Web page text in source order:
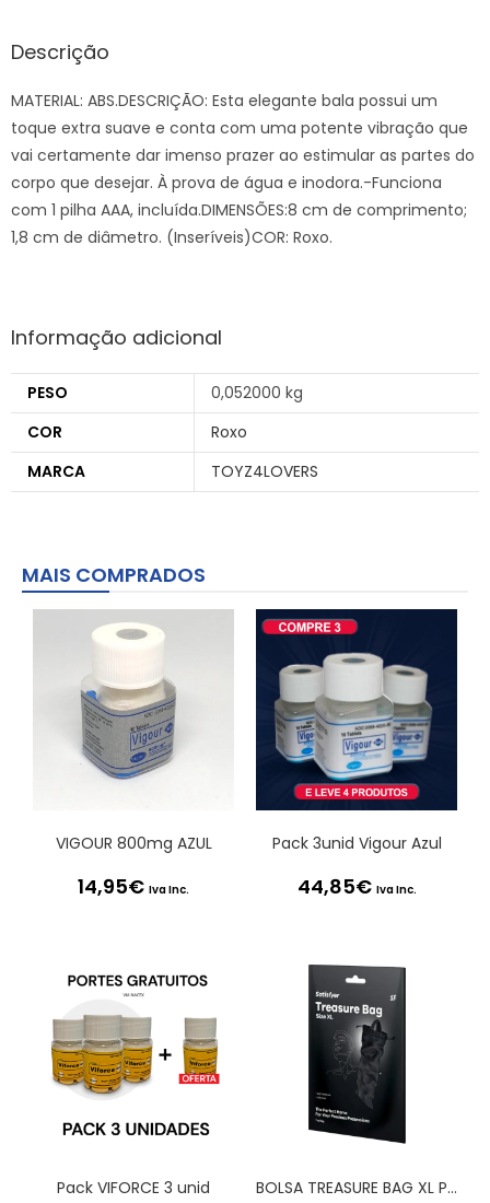
Descrição
MATERIAL: ABS.DESCRIÇÃO: Esta elegante bala possui um
toque extra suave e conta com uma potente vibração que
vai certamente dar imenso prazer ao estimular as partes do
corpo que desejar. À prova de água e inodora.-Funciona
com 1 pilha AAA, incluída.DIMENSÕES:8 cm de comprimento;
1,8 cm de diâmetro. (Inseríveis)COR: Roxo.
Informação adicional
PESO
0,052000 kg
COR
Roxo
MARCA
TOYZ4LOVERS
MAIS COMPRADOS
VIGOUR 800mg AZUL
14,95€ Iva Inc.
Pack 3unid Vigour Azul
44,85€ Iva Inc.
Pack VIFORCE 3 unid BOLSA TREASURE BAG XL PRETA SATISFYER